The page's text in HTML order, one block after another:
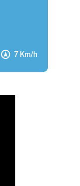
7 Km/h